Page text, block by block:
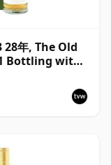
年, The Old
Bottling with